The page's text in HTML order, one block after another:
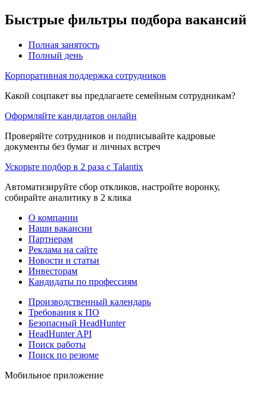
Быстрые фильтры подбора вакансий
Полная занятость
Полный день
Корпоративная поддержка сотрудников
Какой соцпакет вы предлагаете семейным сотрудникам?
Оформляйте кандидатов онлайн
Проверяйте сотрудников и подписывайте кадровые
документы без бумаг и личных встреч
Ускорьте подбор в 2 раза с Talantix
Автоматизируйте сбор откликов, настройте воронку,
собирайте аналитику в 2 клика
О компании
Наши вакансии
Партнерам
Реклама на сайте
Новости и статьи
Инвесторам
Кандидаты по профессиям
Производственный календарь
Требования к ПО
Безопасный HeadHunter
HeadHunter API
Поиск работы
Поиск по резюме
Мобильное приложение